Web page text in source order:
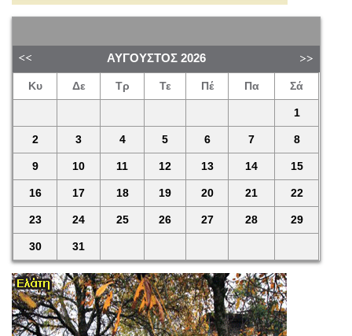
ΑΎΓΟΥΣΤΟΣ 2026
Κυ Δε Τρ Τε Πέ Πα Σά
1
2 3 4 5 6 7 8
9 10 11 12 13 14 15
16 17 18 19 20 21 22
23 24 25 26 27 28 29
30 31